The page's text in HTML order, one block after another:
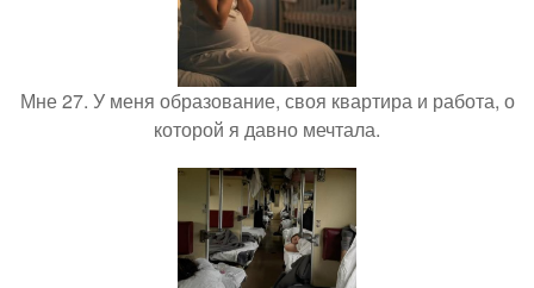
Мне 27. У меня образование, своя квартира и работа, о
которой я давно мечтала.